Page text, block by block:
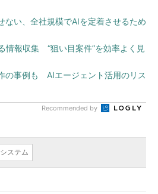
ない、全社規模でAIを定着させるため
情報収集 “狙い目案件”を効率よく見
の事例も AIエージェント活用のリス
Recommended by
ステム